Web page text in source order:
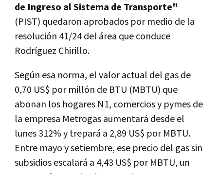
de Ingreso al Sistema de Transporte"
(PIST) quedaron aprobados por medio de la
resolución 41/24 del área que conduce
Rodríguez Chirillo.
Según esa norma, el valor actual del gas de
0,70 US$ por millón de BTU (MBTU) que
abonan los hogares N1, comercios y pymes de
la empresa Metrogas aumentará desde el
lunes 312% y trepará a 2,89 US$ por MBTU.
Entre mayo y setiembre, ese precio del gas sin
subsidios escalará a 4,43 US$ por MBTU, un